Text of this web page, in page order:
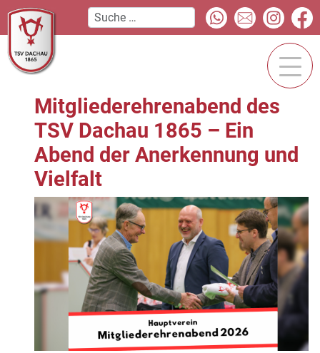
Mitgliederehrenabend des
TSV Dachau 1865 – Ein
Abend der Anerkennung und
Vielfalt